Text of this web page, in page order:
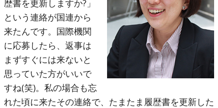
歴書を更新しますか?」
という連絡が国連から
来たんです。国際機関
に応募したら、返事は
まずすぐには来ないと
思っていた方がいいで
すね(笑)。私の場合も忘
れた頃に来たその連絡で、たまたま履歴書を更新した